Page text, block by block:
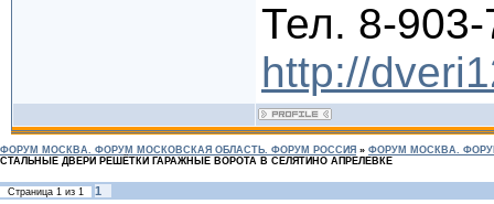
Тел. 8-
http://
ФОРУМ МОСКВА. ФОРУМ МОСКОВСКАЯ ОБЛАСТЬ. ФОРУМ РОССИЯ » ФОРУМ МОСКВА.
СТАЛЬНЫЕ ДВЕРИ РЕШЁТКИ ГАРАЖНЫЕ ВОРОТА В СЕЛЯТИНО АПРЕЛЕВКЕ
Страница 1 из 1 1